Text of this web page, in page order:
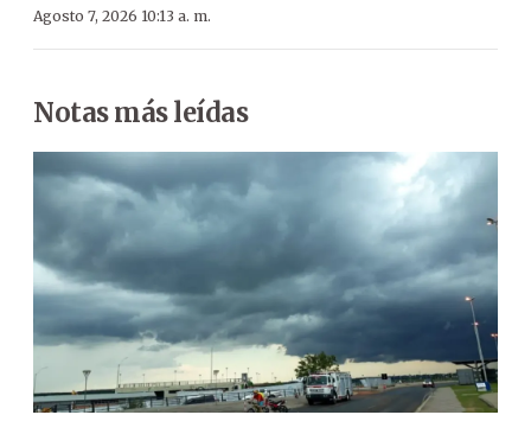
Agosto 7, 2026 10:13 a. m.
Notas más leídas